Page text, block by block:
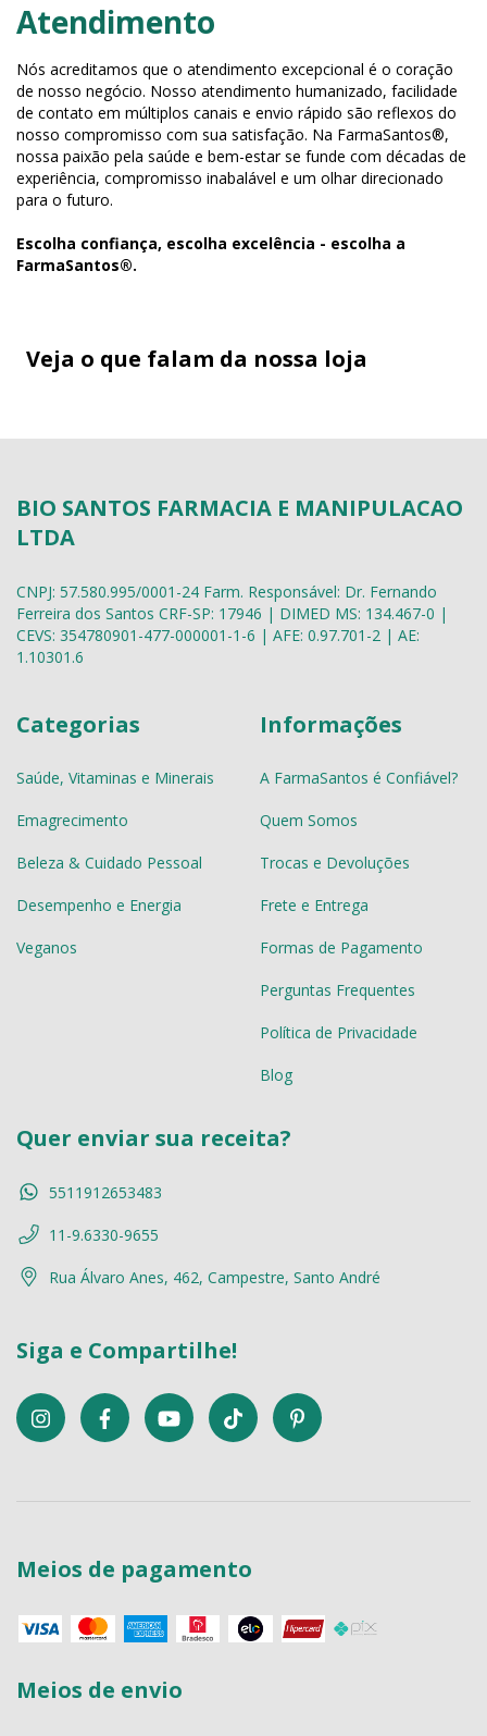
Atendimento
Nós acreditamos que o atendimento excepcional é o coração
de nosso negócio. Nosso atendimento humanizado, facilidade
de contato em múltiplos canais e envio rápido são reflexos do
nosso compromisso com sua satisfação. Na FarmaSantos®,
nossa paixão pela saúde e bem-estar se funde com décadas de
experiência, compromisso inabalável e um olhar direcionado
para o futuro.
Escolha confiança, escolha excelência - escolha a
FarmaSantos®.
Veja o que falam da nossa loja
BIO SANTOS FARMACIA E MANIPULACAO
LTDA
CNPJ: 57.580.995/0001-24 Farm. Responsável: Dr. Fernando
Ferreira dos Santos CRF-SP: 17946 | DIMED MS: 134.467-0 |
CEVS: 354780901-477-000001-1-6 | AFE: 0.97.701-2 | AE:
1.10301.6
Categorias
Saúde, Vitaminas e Minerais
Emagrecimento
Beleza & Cuidado Pessoal
Desempenho e Energia
Veganos
Informações
A FarmaSantos é Confiável?
Quem Somos
Trocas e Devoluções
Frete e Entrega
Formas de Pagamento
Perguntas Frequentes
Política de Privacidade
Blog
Quer enviar sua receita?
5511912653483
11-9.6330-9655
Rua Álvaro Anes, 462, Campestre, Santo André
Siga e Compartilhe!
Meios de pagamento
Meios de envio